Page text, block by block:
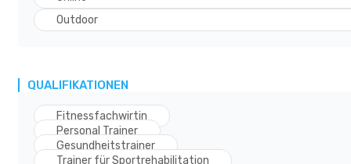
Outdoor
QUALIFIKATIONEN
Fitnessfachwirtin
Personal Trainer
Gesundheitstrainer
Trainer für Sportrehabilitation